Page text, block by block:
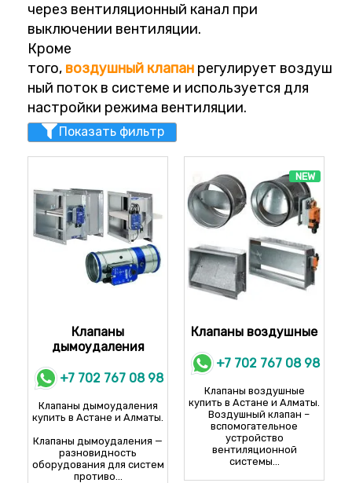
через вентиляционный канал при
выключении вентиляции.
Кроме
того, воздушный клапан регулирует воздуш
ный поток в системе и используется для
настройки режима вентиляции.
Показать фильтр
Клапаны
дымоудаления
+7 702 767 08 98
Клапаны дымоудаления
купить в Астане и Алматы.
Клапаны дымоудаления —
разновидность
оборудования для систем
противо...
NEW
Клапаны воздушные
+7 702 767 08 98
Клапаны воздушные
купить в Астане и Алматы.
Воздушный клапан –
вспомогательное
устройство
вентиляционной
системы...